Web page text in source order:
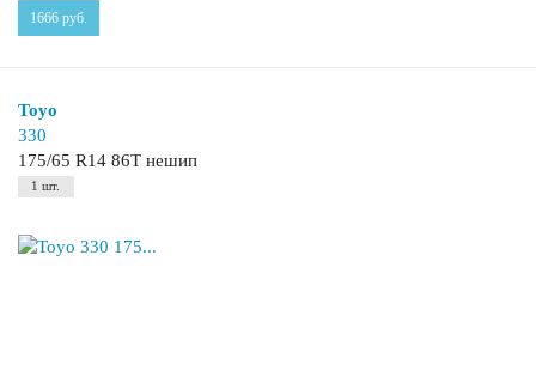
1666 руб.
Toyo
330
175/65 R14 86T нешип
1 шт.